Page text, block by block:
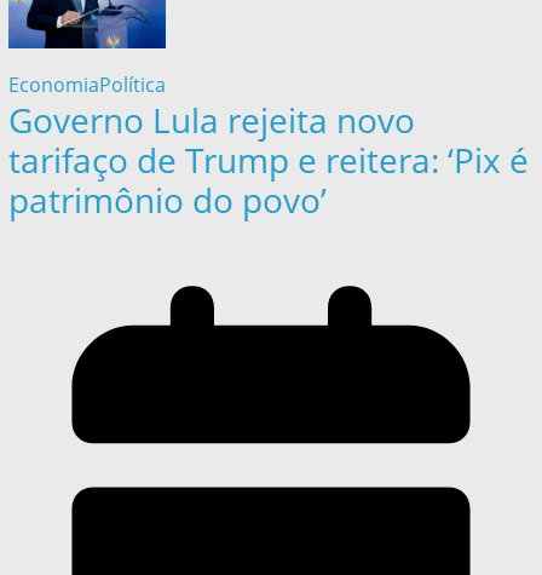
EconomiaPolítica
Governo Lula rejeita novo
tarifaço de Trump e reitera: ‘Pix é
patrimônio do povo’